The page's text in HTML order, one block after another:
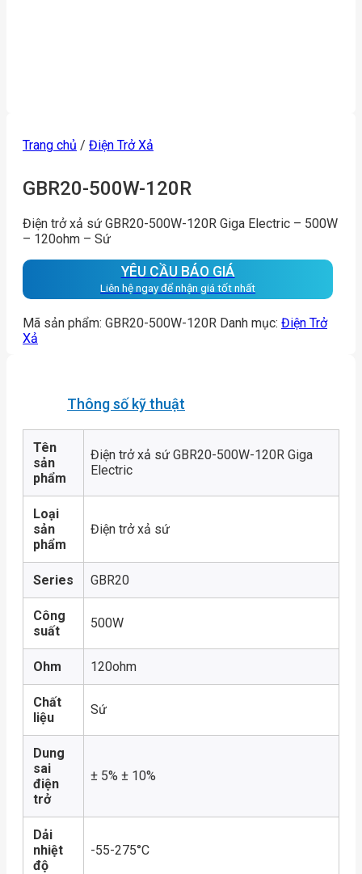
Trang chủ / Điện Trở Xả
GBR20-500W-120R
Điện trở xả sứ GBR20-500W-120R Giga Electric – 500W
– 120ohm – Sứ
YÊU CẦU BÁO GIÁ
Liên hệ ngay để nhận giá tốt nhất
Mã sản phẩm: GBR20-500W-120R Danh mục: Điện Trở
Xả
Thông số kỹ thuật
Tên
sản
phẩm
Điện trở xả sứ GBR20-500W-120R Giga
Electric
Loại
sản
phẩm
Điện trở xả sứ
Series GBR20
Công
suất
500W
Ohm 120ohm
Chất
liệu
Sứ
Dung
sai
điện
trở
± 5% ± 10%
Dải
nhiệt
độ
-55-275°C